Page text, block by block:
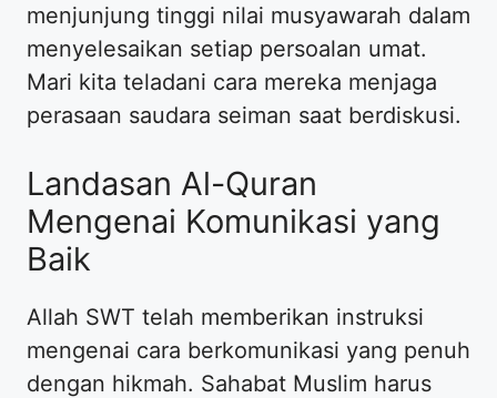
menjunjung tinggi nilai musyawarah dalam
menyelesaikan setiap persoalan umat.
Mari kita teladani cara mereka menjaga
perasaan saudara seiman saat berdiskusi.
Landasan Al-Quran
Mengenai Komunikasi yang
Baik
Allah SWT telah memberikan instruksi
mengenai cara berkomunikasi yang penuh
dengan hikmah. Sahabat Muslim harus